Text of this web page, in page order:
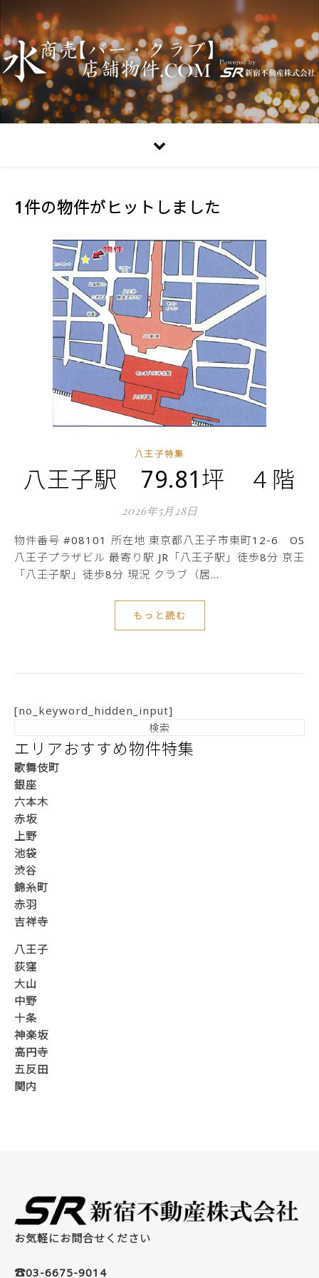
1件の物件がヒットしました
八王子特集
八王子駅 79.81坪 ４階
2026年5月28日
物件番号 #08101 所在地 東京都八王子市東町12-6 OS
八王子プラザビル 最寄り駅 JR「八王子駅」徒歩8分 京王
「八王子駅」徒歩8分 現況 クラブ（居…
もっと読む
[no_keyword_hidden_input]
エリアおすすめ物件特集
歌舞伎町
銀座
六本木
赤坂
上野
池袋
渋谷
錦糸町
赤羽
吉祥寺
八王子
荻窪
大山
中野
十条
神楽坂
高円寺
五反田
関内
お気軽にお問合せください
☎03-6675-9014